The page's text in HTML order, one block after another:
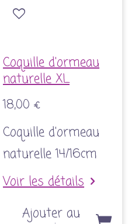
Coquille d'ormeau
naturelle XL
18,00 €
Coquille d'ormeau
naturelle 14/16cm
Voir les détails
Ajouter au